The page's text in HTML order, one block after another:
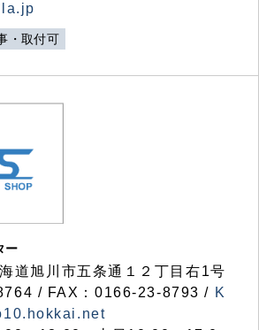
・取付可
ー
旭川市五条通１２丁目右1号
/ FAX：0166-23-8793 / K